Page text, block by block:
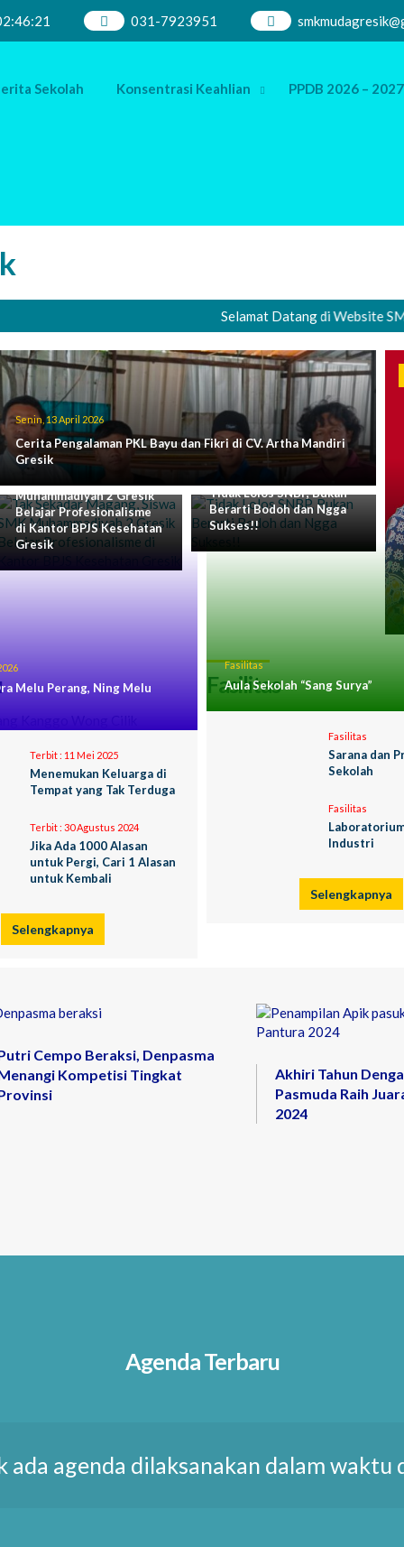
:46:22 031-7923951
Sekolah Konsentrasi Keahlian PPDB 2026 – 2027
Selamat Datang di Website SMK
Senin, 13 April 2026
Cerita Pengalaman PKL Bayu dan Fikri di CV. Artha Mandiri
Gresik
Senin, 13 April 2026
Tak Sekadar Magang,
Muhammadiyah 2 Gresik
Belajar Profesionalisme
di Kantor BPJS Kesehatan
Gresik
Rabu, 1 April 2026
Tidak Lolos SNBP, Bukan
Berarti Bodoh dan Ngga
Sukses!!
Melu Perang, Ning Melu
Terbit : 11 Mei 2025
Menemukan Keluarga di
Tempat yang Tak Terduga
Terbit : 30 Agustus 2024
Jika Ada 1000 Alasan
untuk Pergi, Cari 1 Alasan
untuk Kembali
Selengkapnya
Fasilitas
Fasilitas
Aula Sekolah “Sang Surya”
Fasilitas
Sarana dan
Sekolah
Fasilitas
Industri
Selengkapnya
Cempo Beraksi, Denpasma
Kompetisi Tingkat
Akhiri Tahun
Pasmuda Raih
2024
Agenda Terbaru
ada agenda dilaksanakan dalam waktu